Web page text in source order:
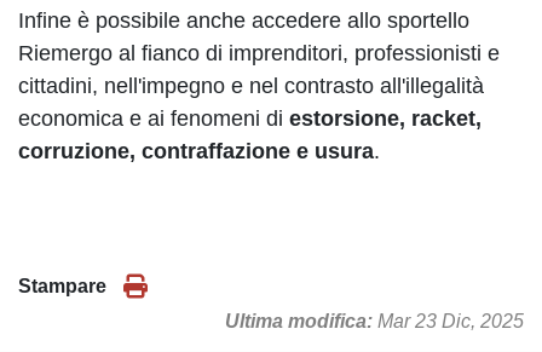
Infine è possibile anche accedere allo sportello
Riemergo al fianco di imprenditori, professionisti e
cittadini, nell'impegno e nel contrasto all'illegalità
economica e ai fenomeni di estorsione, racket,
corruzione, contraffazione e usura.
Stampare
Ultima modifica Mar 23 Dic, 2025